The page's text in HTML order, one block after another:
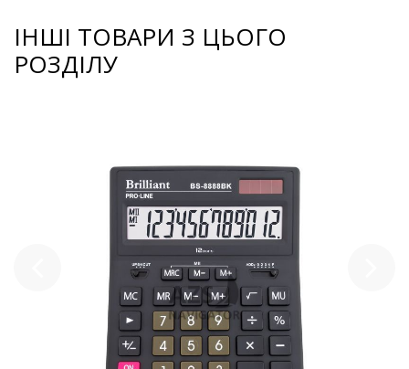
ІНШІ ТОВАРИ З ЦЬОГО
РОЗДІЛУ